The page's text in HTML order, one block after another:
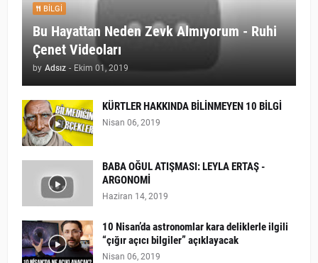
BILGI
Bu Hayattan Neden Zevk Almıyorum - Ruhi
Çenet Videoları
by Adsız - Ekim 01, 2019
KÜRTLER HAKKINDA BİLİNMEYEN 10 BİLGİ
Nisan 06, 2019
BABA OĞUL ATIŞMASI: LEYLA ERTAŞ -
ARGONOMİ
Haziran 14, 2019
10 Nisan’da astronomlar kara deliklerle ilgili
“çığır açıcı bilgiler” açıklayacak
Nisan 06, 2019